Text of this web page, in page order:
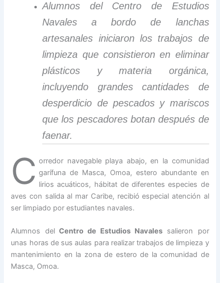
Alumnos del Centro de Estudios
Navales a bordo de lanchas
artesanales iniciaron los trabajos de
limpieza que consistieron en eliminar
plásticos y materia orgánica,
incluyendo grandes cantidades de
desperdicio de pescados y mariscos
que los pescadores botan después de
faenar.
C orredor navegable playa abajo, en la comunidad
garífuna de Masca, Omoa, estero abundante en
lirios acuáticos, hábitat de diferentes especies de
aves con salida al mar Caribe, recibió especial atención al
ser limpiado por estudiantes navales.
Alumnos del Centro de Estudios Navales salieron por
unas horas de sus aulas para realizar trabajos de limpieza y
mantenimiento en la zona de estero de la comunidad de
Masca, Omoa.